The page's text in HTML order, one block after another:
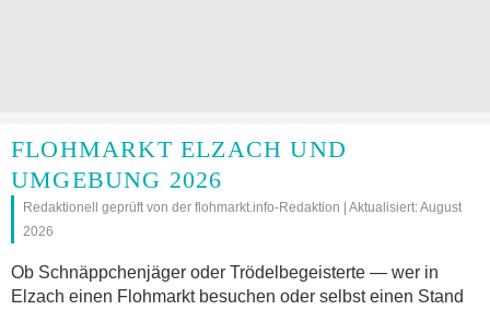
FLOHMARKT ELZACH UND
UMGEBUNG 2026
Redaktionell geprüft von der flohmarkt.info-Redaktion | Aktualisiert: August
2026
Ob Schnäppchenjäger oder Trödelbegeisterte — wer in
Elzach einen Flohmarkt besuchen oder selbst einen Stand